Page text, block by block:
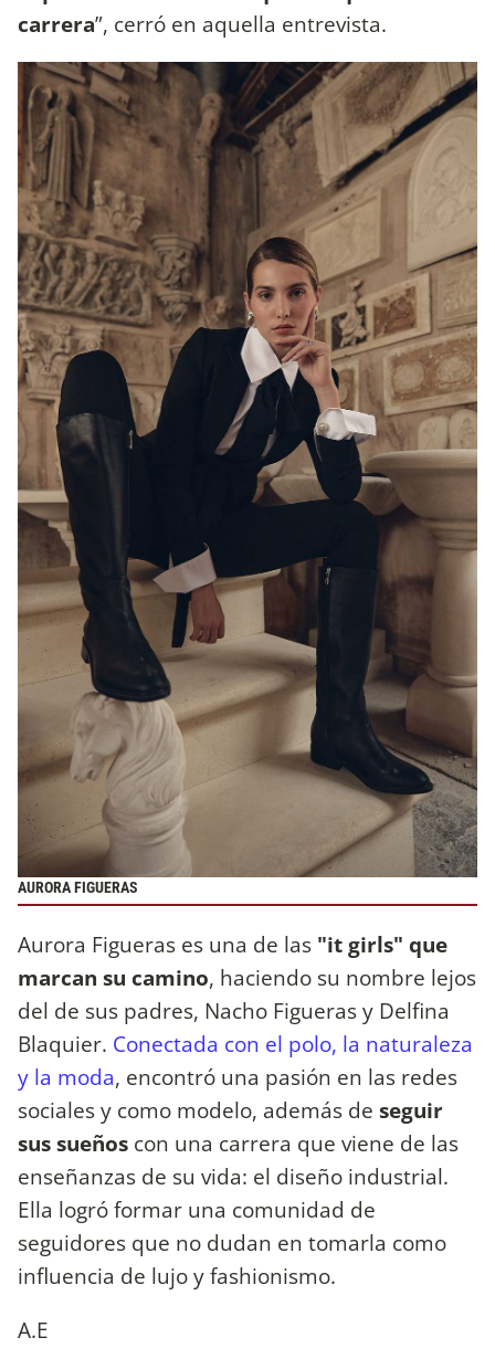
carrera”, cerró en aquella entrevista.
AURORA FIGUERAS
Aurora Figueras es una de las "it girls" que
marcan su camino, haciendo su nombre lejos
del de sus padres, Nacho Figueras y Delfina
Blaquier. Conectada con el polo, la naturaleza
y la moda, encontró una pasión en las redes
sociales y como modelo, además de seguir
sus sueños con una carrera que viene de las
enseñanzas de su vida: el diseño industrial.
Ella logró formar una comunidad de
seguidores que no dudan en tomarla como
influencia de lujo y fashionismo.
A.E